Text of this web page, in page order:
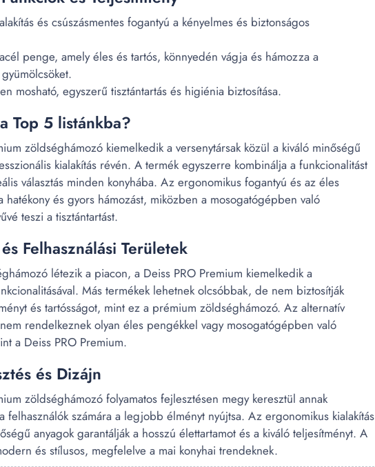
és csúszásmentes fogantyú a kényelmes és biztonságos
penge, amely éles és tartós, könnyedén vágja és hámozza a
mosható, egyszerű tisztántartás és higiénia biztosítása.
Top 5 listánkba?
zöldséghámozó kiemelkedik a versenytársak közül a kiváló minőségű
kialakítás révén. A termék egyszerre kombinálja a funkcionalitást
választás minden konyhába. Az ergonomikus fogantyú és az éles
hatékony és gyors hámozást, miközben a mosogatógépben való
teszi a tisztántartást.
Felhasználási Területek
létezik a piacon, a Deiss PRO Premium kiemelkedik a
Más termékek lehetnek olcsóbbak, de nem biztosítják
és tartósságot, mint ez a prémium zöldséghámozó. Az alternatív
rendelkeznek olyan éles pengékkel vagy mosogatógépben való
a Deiss PRO Premium.
és Dizájn
zöldséghámozó folyamatos fejlesztésen megy keresztül annak
felhasználók számára a legjobb élményt nyújtsa. Az ergonomikus kialakítás
anyagok garantálják a hosszú élettartamot és a kiváló teljesítményt. A
és stílusos, megfelelve a mai konyhai trendeknek.